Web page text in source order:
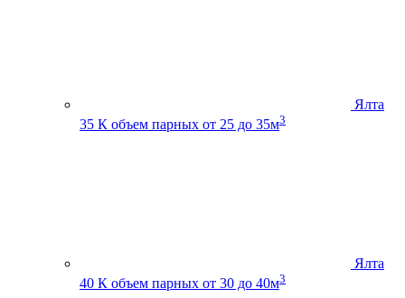
Ялта
35 К объем парных от 25 до 35м3
Ялта
40 К объем парных от 30 до 40м3